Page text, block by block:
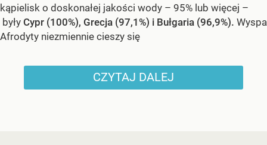
kąpielisk o doskonałej jakości wody – 95% lub więcej –
były Cypr (100%), Grecja (97,1%) i Bułgaria (96,9%). Wyspa
Afrodyty niezmiennie cieszy się
CZYTAJ DALEJ